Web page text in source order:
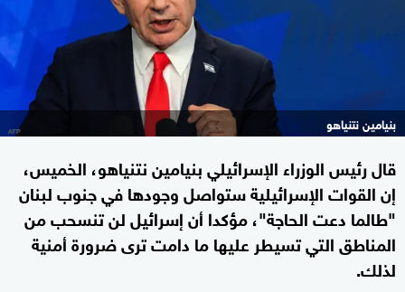
بنيامين نتنياهو
قال رئيس الوزراء الإسرائيلي بنيامين نتنياهو، الخميس،
إن القوات الإسرائيلية ستواصل وجودها في جنوب لبنان
"طالما دعت الحاجة"، مؤكدا أن إسرائيل لن تنسحب من
المناطق التي تسيطر عليها ما دامت ترى ضرورة أمنية
لذلك.